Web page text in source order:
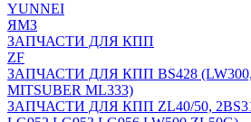
YUNNEI
ЯМЗ
ЗАПЧАСТИ ДЛЯ КПП
ZF
ЗАПЧАСТИ ДЛЯ КПП BS428 (LW300,
MITSUBER ML333)
ЗАПЧАСТИ ДЛЯ КПП ZL40/50,